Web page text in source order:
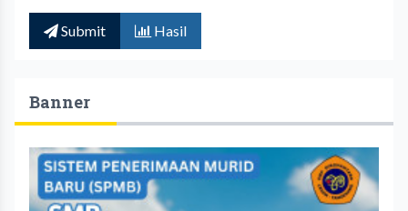
Submit Hasil
Banner